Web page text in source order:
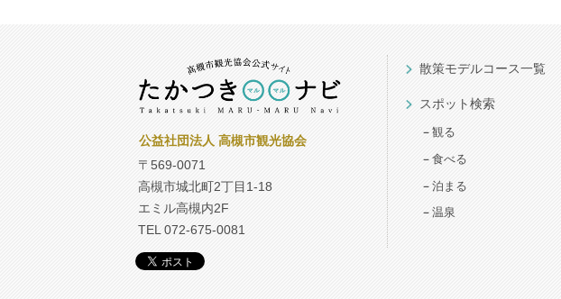
散策モデルコース一覧
スポット検索
観る
食べる
泊まる
温泉
公益社団法人 高槻市観光協会
〒569-0071
高槻市城北町2丁目1-18
エミル高槻内2F
TEL 072-675-0081